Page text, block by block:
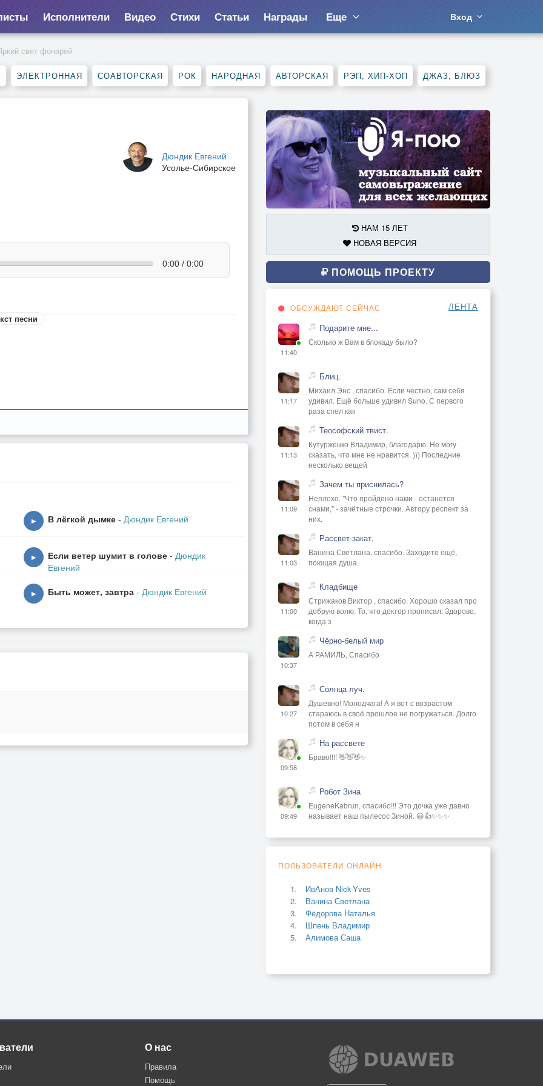
Исполнители Видео Стихи Статьи Награды Еще Вход
свет фонарей
ЭЛЕКТРОННАЯ СОАВТОРСКАЯ РОК НАРОДНАЯ АВТОРСКАЯ РЭП, ХИП-ХОП ДЖАЗ, БЛЮЗ
Дюндик Евгений
Усолье-Сибирское
0:00 / 0:00
песни
▶ В лёгкой дымке - Дюндик Евгений
▶ Если ветер шумит в голове - Дюндик
Евгений
▶ Быть может, завтра - Дюндик Евгений
НАМ 15 ЛЕТ
НОВАЯ ВЕРСИЯ
ПОМОЩЬ ПРОЕКТУ
ОБСУЖДАЮТ СЕЙЧАС ЛЕНТА
11:40
Подарите мне...
Сколько ж Вам в блокаду было?
11:17
Блиц.
Михаил Энс , спасибо. Если честно, сам себя
удивил. Ещё больше удивил Suno. С первого
раза спел как
11:13
Теософский твист.
Кутурженко Владимир, благодарю. Не могу
сказать, что мне не нравится. ))) Последние
несколько вещей
11:09
Зачем ты приснилась?
Неплохо. "Что пройдено нами - останется
снами," - зачётные строчки. Автору респект за
них.
11:03
Рассвет-закат.
Ванина Светлана, спасибо. Заходите ещё,
поющая душа.
11:00
Кладбище
Стрижаков Виктор , спасибо. Хорошо сказал про
добрую волю. То, что доктор прописал. Здорово,
когда з
10:37
Чёрно-белый мир
А РАМИЛЬ, Спасибо
10:27
Солнца луч.
Душевно! Молодчага! А я вот с возрастом
стараюсь в своё прошлое не погружаться. Долго
потом в себя н
09:58
На рассвете
Браво!!!! 👋👋👋✨
09:49
Робот Зина
EugeneKabrun, спасибо!!! Это дочка уже давно
называет наш пылесос Зиной. 😃👍✨✨✨
ПОЛЬЗОВАТЕЛИ ОНЛАЙН
ИвАнов Nick-Yves
Ванина Светлана
Фёдорова Наталья
Шпень Владимир
Алимова Саша
О нас
Правила
Помощь